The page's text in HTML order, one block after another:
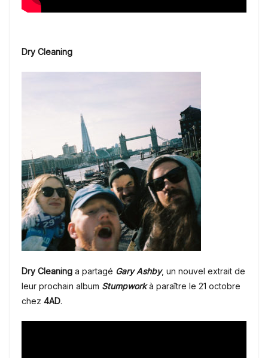
Dry Cleaning
Dry Cleaning a partagé Gary Ashby, un nouvel extrait de
leur prochain album Stumpworkà paraître le 21 octobre
chez 4AD.